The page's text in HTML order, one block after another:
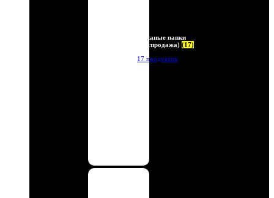
Кожаные папки
(Распродажа) (17)
17 продуктов